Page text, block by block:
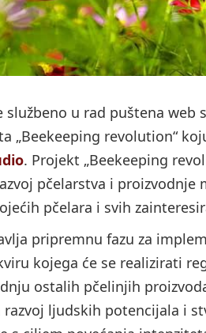
službeno u rad puštena web
„Beekeeping revolution“
. Projekt „Beekeeping
pčelarstva i
pčelara i svih
pripremnu fazu za
kojega će se realizirati
ostalih pčelinjih
razvoj ljudskih potencijala i